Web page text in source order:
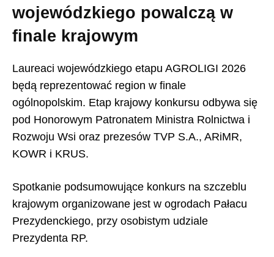
wojewódzkiego powalczą w
finale krajowym
Laureaci wojewódzkiego etapu AGROLIGI 2026
będą reprezentować region w finale
ogólnopolskim. Etap krajowy konkursu odbywa się
pod Honorowym Patronatem Ministra Rolnictwa i
Rozwoju Wsi oraz prezesów TVP S.A., ARiMR,
KOWR i KRUS.
Spotkanie podsumowujące konkurs na szczeblu
krajowym organizowane jest w ogrodach Pałacu
Prezydenckiego, przy osobistym udziale
Prezydenta RP.